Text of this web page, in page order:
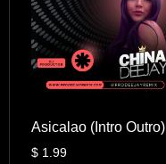
Asicalao (Intro Outro)
$1.99